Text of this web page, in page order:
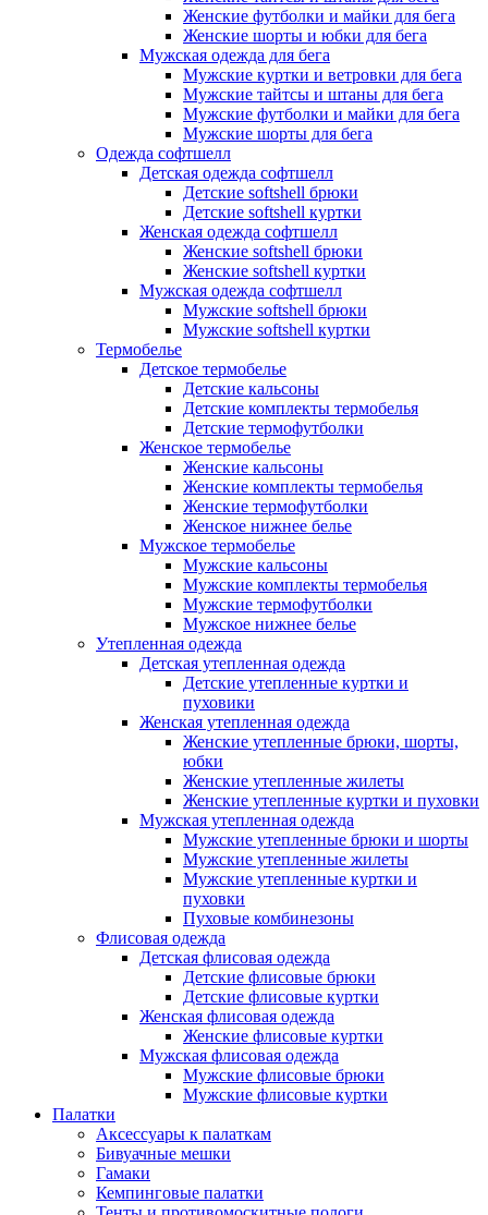
Женские футболки и майки для бега
Женские шорты и юбки для бега
Мужская одежда для бега
Мужские куртки и ветровки для бега
Мужские тайтсы и штаны для бега
Мужские футболки и майки для бега
Мужские шорты для бега
Одежда софтшелл
Детская одежда софтшелл
Детские softshell брюки
Детские softshell куртки
Женская одежда софтшелл
Женские softshell брюки
Женские softshell куртки
Мужская одежда софтшелл
Мужские softshell брюки
Мужские softshell куртки
Термобелье
Детское термобелье
Детские кальсоны
Детские комплекты термобелья
Детские термофутболки
Женское термобелье
Женские кальсоны
Женские комплекты термобелья
Женские термофутболки
Женское нижнее белье
Мужское термобелье
Мужские кальсоны
Мужские комплекты термобелья
Мужские термофутболки
Мужское нижнее белье
Утепленная одежда
Детская утепленная одежда
Детские утепленные куртки и
пуховики
Женская утепленная одежда
Женские утепленные брюки, шорты,
юбки
Женские утепленные жилеты
Женские утепленные куртки и пуховки
Мужская утепленная одежда
Мужские утепленные брюки и шорты
Мужские утепленные жилеты
Мужские утепленные куртки и
пуховки
Пуховые комбинезоны
Флисовая одежда
Детская флисовая одежда
Детские флисовые брюки
Детские флисовые куртки
Женская флисовая одежда
Женские флисовые куртки
Мужская флисовая одежда
Мужские флисовые брюки
Мужские флисовые куртки
Палатки
Аксессуары к палаткам
Бивуачные мешки
Гамаки
Кемпинговые палатки